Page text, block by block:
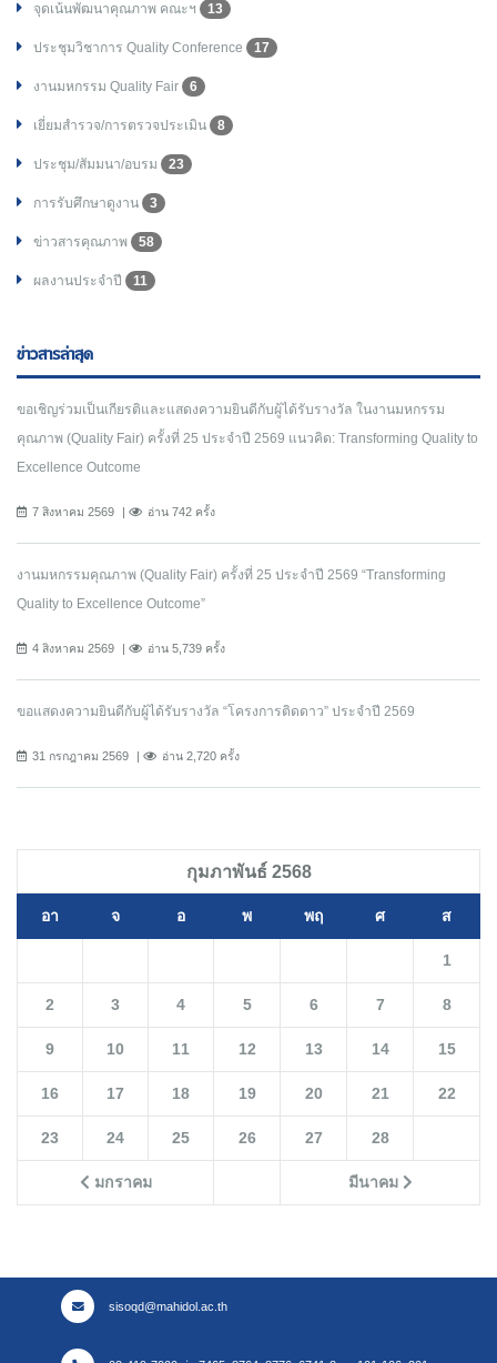
จุดเน้นพัฒนาคุณภาพ คณะฯ 13
ประชุมวิชาการ Quality Conference 17
งานมหกรรม Quality Fair 6
เยี่ยมสำรวจ/การตรวจประเมิน 8
ประชุม/สัมมนา/อบรม 23
การรับศึกษาดูงาน 3
ข่าวสารคุณภาพ 58
ผลงานประจำปี 11
ข่าวสารล่าสุด
ขอเชิญร่วมเป็นเกียรติและแสดงความยินดีกับผู้ได้รับรางวัล ในงานมหกรรม
คุณภาพ (Quality Fair) ครั้งที่ 25 ประจำปี 2569 แนวคิด: Transforming Quality to
Excellence Outcome
7 สิงหาคม 2569 อ่าน 742 ครั้ง
งานมหกรรมคุณภาพ (Quality Fair) ครั้งที่ 25 ประจำปี 2569 “Transforming
Quality to Excellence Outcome”
4 สิงหาคม 2569 อ่าน 5,739 ครั้ง
ขอแสดงความยินดีกับผู้ได้รับรางวัล “โครงการติดดาว” ประจำปี 2569
31 กรกฎาคม 2569 อ่าน 2,720 ครั้ง
กุมภาพันธ์ 2568
อา จ อ พ พฤ ศ ส
มกราคม มีนาคม
1
2 3 4 5 6 7 8
9 10 11 12 13 14 15
16 17 18 19 20 21 22
23 24 25 26 27 28
sisoqd@mahidol.ac.th